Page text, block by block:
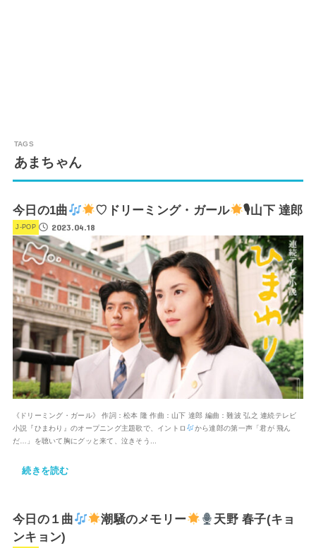
あまちゃん
今日の1曲 ♡ドリーミング・ガール 🎙山下 達郎
J-POP 2023.04.18
《ドリーミング・ガール》 作詞：松本 隆 作曲：山下 達郎 編曲：難波 弘之 連続テレビ
小説『ひまわり』のオープニング主題歌で、イントロ
から達郎の第一声「君が 飛ん
だ…」を聴いて胸にグッと来て、泣きそう...
続きを読む
今日の１曲 潮騒のメモリー
天野 春子(キョ
ンキョン)